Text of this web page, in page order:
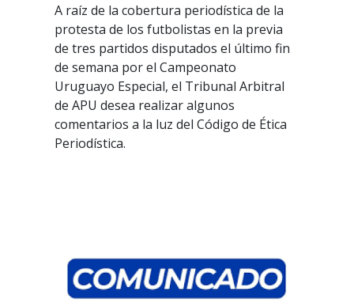
A raíz de la cobertura periodística de la
protesta de los futbolistas en la previa
de tres partidos disputados el último fin
de semana por el Campeonato
Uruguayo Especial, el Tribunal Arbitral
de APU desea realizar algunos
comentarios a la luz del Código de Ética
Periodística.